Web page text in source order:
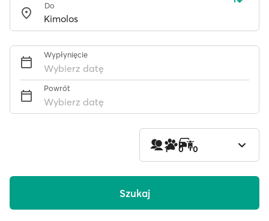
Do
Wypłynięcie
Wybierz datę
Powrót
Wybierz datę
1 0 0
Szukaj